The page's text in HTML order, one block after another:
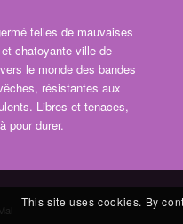
telles de mauvaises
chatoyante ville de
le monde des bandes
résistantes aux
Libres et tenaces,
pour durer.
This site uses cookies. By